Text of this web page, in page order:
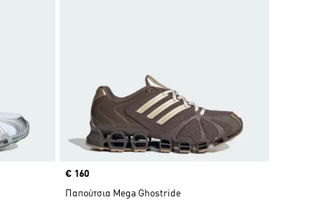
Price
€ 160
Παπούτσια Mega Ghostride